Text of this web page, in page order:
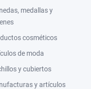
medallas y
cosméticos
de moda
y cubiertos
y artículos